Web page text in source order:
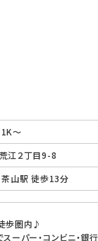
1K～
江２丁目9-8
山駅 徒歩13分
歩圏内♪
ーパー・コンビニ・銀